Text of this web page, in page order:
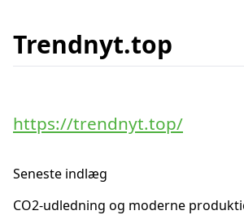
Trendnyt.top
https://trendnyt.top/
Seneste indlæg
CO2-udledning og moderne